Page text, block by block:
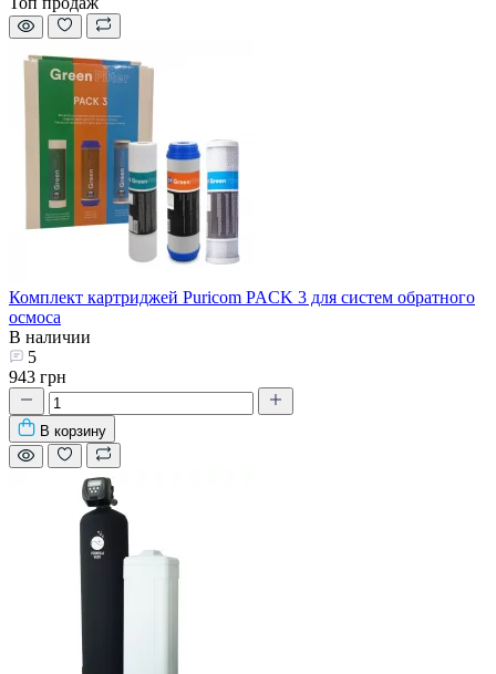
Комплект картриджей Puricom PACK 3 для систем обратного
осмоса
В наличии
5
943 грн
В корзину